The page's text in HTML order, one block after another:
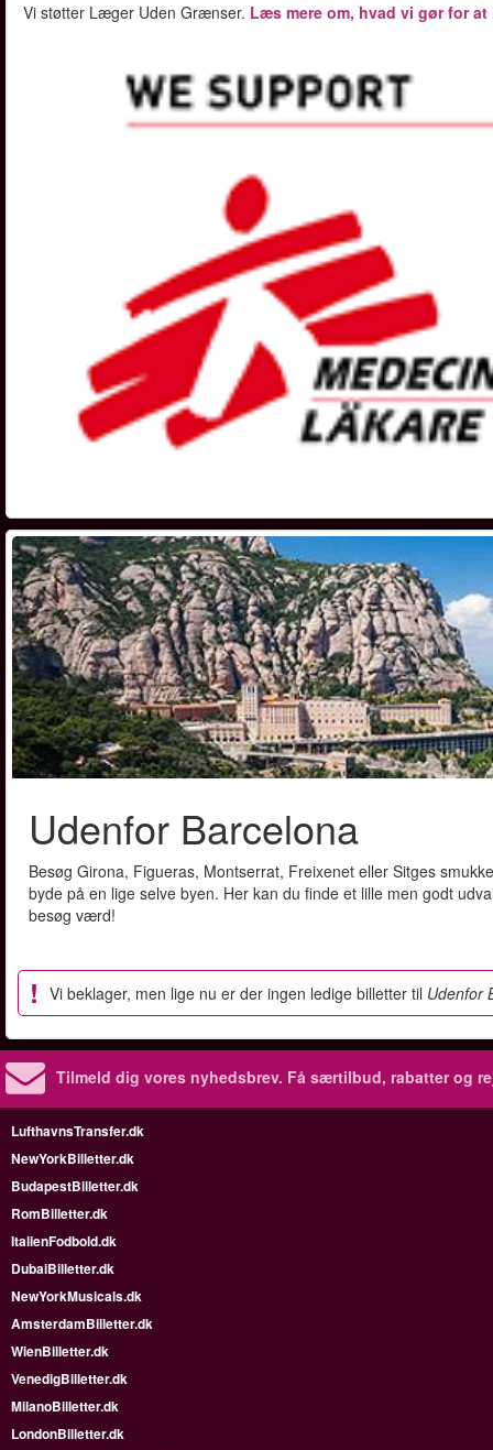
Vi støtter Læger Uden Grænser. Læs mere om, hvad vi gør for
Udenfor Barcelona
Besøg Girona, Figueras, Montserrat, Freixenet eller Sitges
byde på en lige selve byen. Her kan du finde et lille men godt
besøg værd!
Vi beklager, men lige nu er der ingen ledige billetter til Udenfor
Tilmeld dig vores nyhedsbrev. Få særtilbud, rabatter og
LufthavnsTransfer.dk
NewYorkBilletter.dk
BudapestBilletter.dk
RomBilletter.dk
ItalienFodbold.dk
DubaiBilletter.dk
NewYorkMusicals.dk
AmsterdamBilletter.dk
WienBilletter.dk
VenedigBilletter.dk
MilanoBilletter.dk
LondonBilletter.dk